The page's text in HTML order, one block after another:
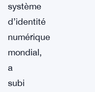
système
d’identité
numérique
mondial,
a
subi